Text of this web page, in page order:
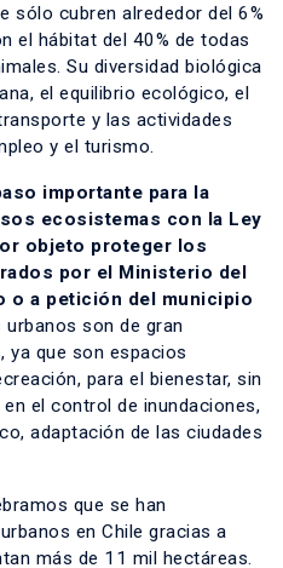
sólo cubren alrededor del 6%
el hábitat del 40% de todas
Su diversidad biológica
el equilibrio ecológico, el
y las actividades
y el turismo.
importante para la
ecosistemas con la Ley
objeto proteger los
por el Ministerio del
o a petición del municipio
urbanos son de gran
ya que son espacios
para el bienestar, sin
el control de inundaciones,
adaptación de las ciudades
que se han
en Chile gracias a
más de 11 mil hectáreas.